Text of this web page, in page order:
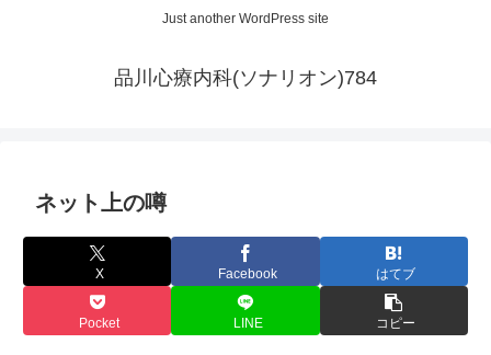
Just another WordPress site
品川心療内科(ソナリオン)784
ネット上の噂
X Facebook はてブ
Pocket LINE コピー